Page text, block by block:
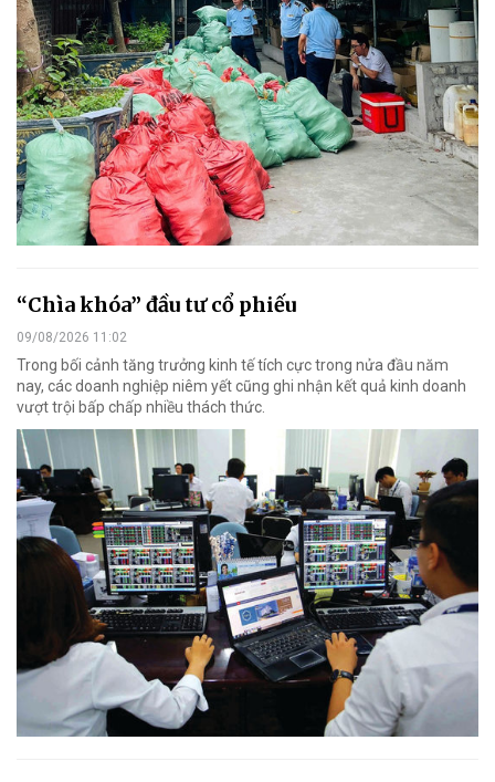
“Chìa khóa” đầu tư cổ phiếu
09/08/2026 11:02
Trong bối cảnh tăng trưởng kinh tế tích cực trong nửa đầu năm
nay, các doanh nghiệp niêm yết cũng ghi nhận kết quả kinh doanh
vượt trội bấp chấp nhiều thách thức.